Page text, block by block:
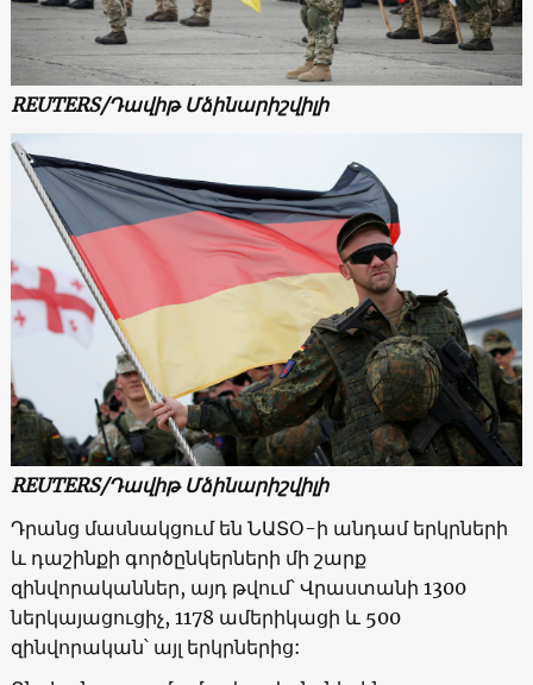
REUTERS/Դավիթ Մձինարիշվիլի
REUTERS/Դավիթ Մձինարիշվիլի
Դրանց մասնակցում են ՆԱՏՕ-ի անդամ երկրների
և դաշինքի գործընկերների մի շարք
զինվորականներ, այդ թվում՝ Վրաստանի 1300
ներկայացուցիչ, 1178 ամերիկացի և 500
զինվորական՝ այլ երկրներից: